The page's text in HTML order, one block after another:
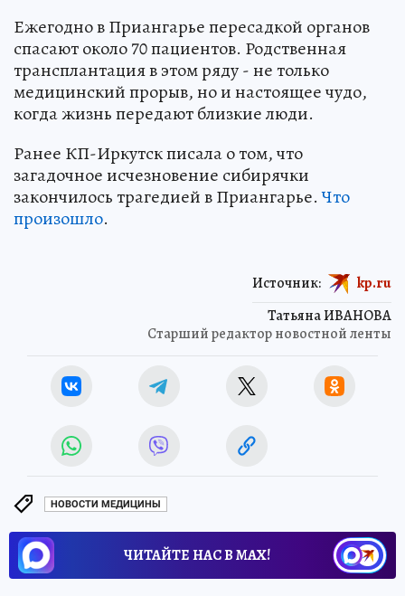
Ежегодно в Приангарье пересадкой органов
спасают около 70 пациентов. Родственная
трансплантация в этом ряду - не только
медицинский прорыв, но и настоящее чудо,
когда жизнь передают близкие люди.
Ранее КП-Иркутск писала о том, что
загадочное исчезновение сибирячки
закончилось трагедией в Приангарье.Что
произошло.
Татьяна ИВАНОВА
Старший редактор новостной ленты
Источник: kp.ru
НОВОСТИ МЕДИЦИНЫ
ЧИТАЙТЕ НАС В МАХ!